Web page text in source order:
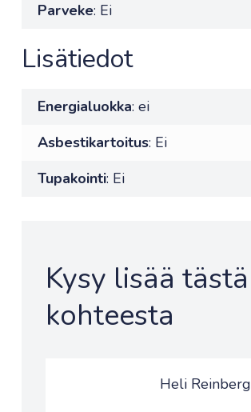
Parveke: Ei
Lisätiedot
Energialuokka: ei
Asbestikartoitus: Ei
Tupakointi: Ei
Kysy lisää tästä
kohteesta
Heli Reinberg